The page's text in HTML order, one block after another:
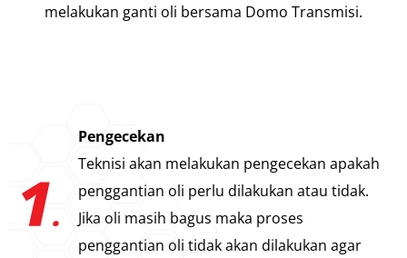
melakukan ganti oli bersama Domo Transmisi.
Pengecekan
Teknisi akan melakukan pengecekan apakah
penggantian oli perlu dilakukan atau tidak.
Jika oli masih bagus maka proses
penggantian oli tidak akan dilakukan agar